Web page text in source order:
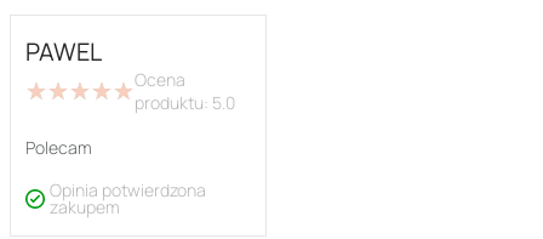
PAWEL
★★★★★
★★★★★Ocena
produktu: 5.0
Polecam
Opinia potwierdzona
zakupem